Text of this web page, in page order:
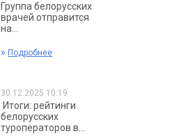
Группа белорусских
врачей отправится
на...
» Подробнее
30.12.2025 10:19
Итоги: рейтинги
белорусских
туроператоров в...